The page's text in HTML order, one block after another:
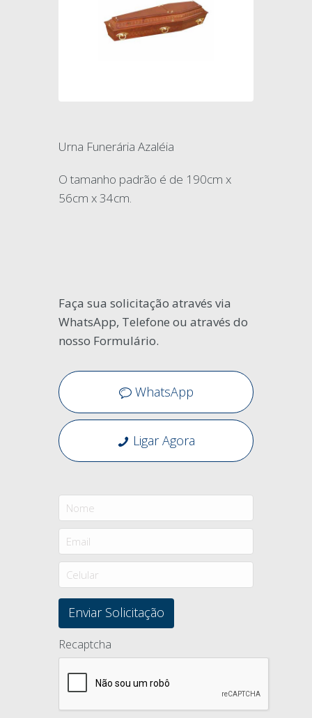
Urna Funerária Azaléia
O tamanho padrão é de 190cm x
56cm x 34cm.
Faça sua solicitação através via
WhatsApp, Telefone ou através do
nosso Formulário.
WhatsApp
Ligar Agora
Recaptcha